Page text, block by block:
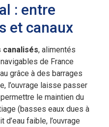
: entre
et canaux
, alimentés
de France
grâce à des barrages
l’ouvrage laisse passer
le maintien du
(basses eaux dues à
faible, l’ouvrage